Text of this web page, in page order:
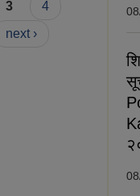
3
4
next ›